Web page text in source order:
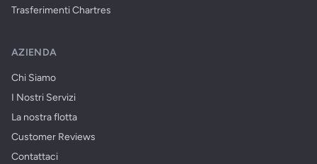
Trasferimenti Chartres
AZIENDA
Chi Siamo
I Nostri Servizi
La nostra flotta
Customer Reviews
Contattaci